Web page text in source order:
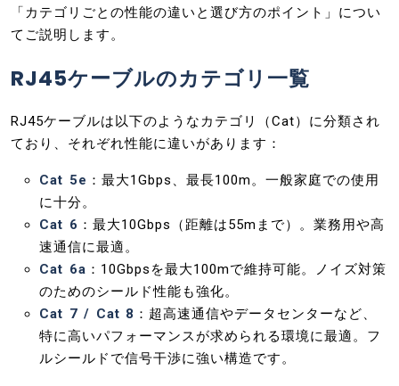
「カテゴリごとの性能の違いと選び方のポイント」につい
てご説明します。
RJ45ケーブルのカテゴリ一覧
RJ45ケーブルは以下のようなカテゴリ（Cat）に分類され
ており、それぞれ性能に違いがあります：
Cat 5e ：最大1Gbps、最長100m。一般家庭での使用
に十分。
Cat 6 ：最大10Gbps（距離は55mまで）。業務用や高
速通信に最適。
Cat 6a ：10Gbpsを最大100mで維持可能。ノイズ対策
のためのシールド性能も強化。
Cat 7 / Cat 8 ：超高速通信やデータセンターなど、
特に高いパフォーマンスが求められる環境に最適。フ
ルシールドで信号干渉に強い構造です。